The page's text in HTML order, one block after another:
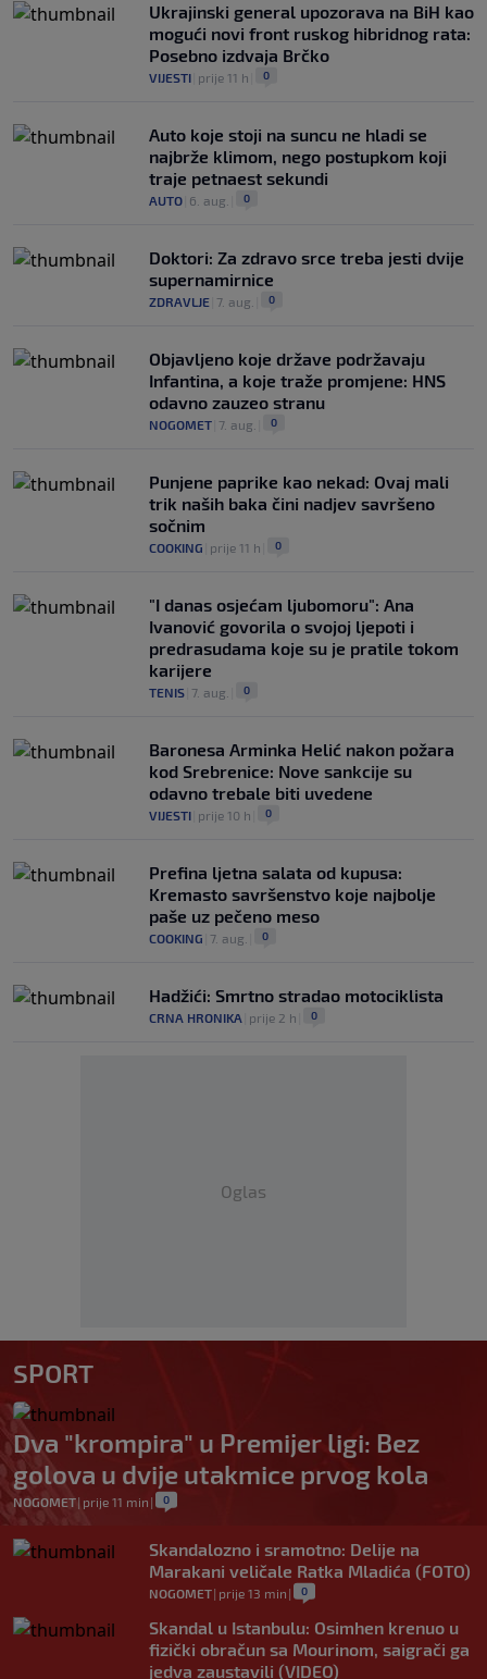
Ukrajinski general upozorava na BiH kao
mogući novi front ruskog hibridnog rata:
Posebno izdvaja Brčko
VIJESTI prije 11 h 0
Auto koje stoji na suncu ne hladi se
najbrže klimom, nego postupkom koji
traje petnaest sekundi
AUTO 6. aug. 0
Doktori: Za zdravo srce treba jesti dvije
supernamirnice
ZDRAVLJE 7. aug. 0
Objavljeno koje države podržavaju
Infantina, a koje traže promjene: HNS
odavno zauzeo stranu
NOGOMET 7. aug. 0
Punjene paprike kao nekad: Ovaj mali
trik naših baka čini nadjev savršeno
sočnim
COOKING prije 11 h 0
"I danas osjećam ljubomoru": Ana
Ivanović govorila o svojoj ljepoti i
predrasudama koje su je pratile tokom
karijere
TENIS 7. aug. 0
Baronesa Arminka Helić nakon požara
kod Srebrenice: Nove sankcije su
odavno trebale biti uvedene
VIJESTI prije 10 h 0
Prefina ljetna salata od kupusa:
Kremasto savršenstvo koje najbolje
paše uz pečeno meso
COOKING 7. aug. 0
Hadžići: Smrtno stradao motociklista
CRNA HRONIKA prije 2 h 0
Oglas
SPORT
Dva "krompira" u Premijer ligi: Bez
golova u dvije utakmice prvog kola
NOGOMET| prije 11 min | 0
Skandalozno i sramotno: Delije na
Marakani veličale Ratka Mladića (FOTO)
NOGOMET| prije 13 min | 0
Skandal u Istanbulu: Osimhen krenuo u
fizički obračun sa Mourinom, saigrači ga
jedva zaustavili (VIDEO)